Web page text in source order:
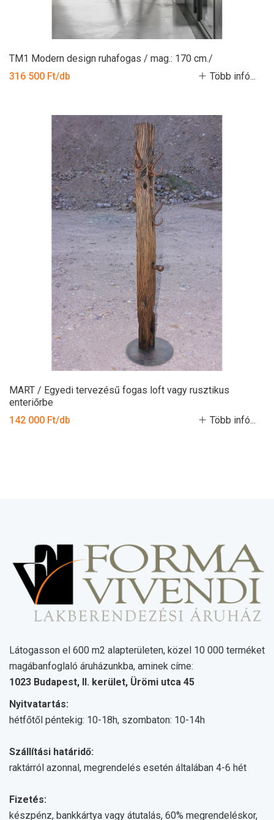
TM1 Modern design ruhafogas / mag.: 170 cm./
316 500 Ft/db
Több infó...
MART / Egyedi tervezésű fogas loft vagy rusztikus
enteriőrbe
142 000 Ft/db
Több infó...
Látogasson el 600 m2 alapterületen, közel 10 000 terméket
magábanfoglaló áruházunkba, aminek címe:
1023 Budapest, II. kerület, Ürömi utca 45
Nyitvatartás:
hétfőtől péntekig: 10-18h, szombaton: 10-14h
Szállítási határidő:
raktárról azonnal, megrendelés esetén általában 4-6 hét
Fizetés:
készpénz, bankkártya vagy átutalás, 60% megrendeléskor,